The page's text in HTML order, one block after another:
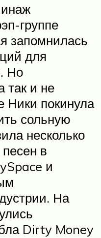
группе
запомнилась
для
Но
так и не
Ники покинула
сольную
несколько
в
и
На
Dirty Money